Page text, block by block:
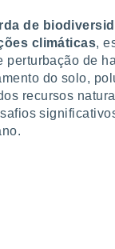
de
climáticas,
perturbação de
do solo,
recursos